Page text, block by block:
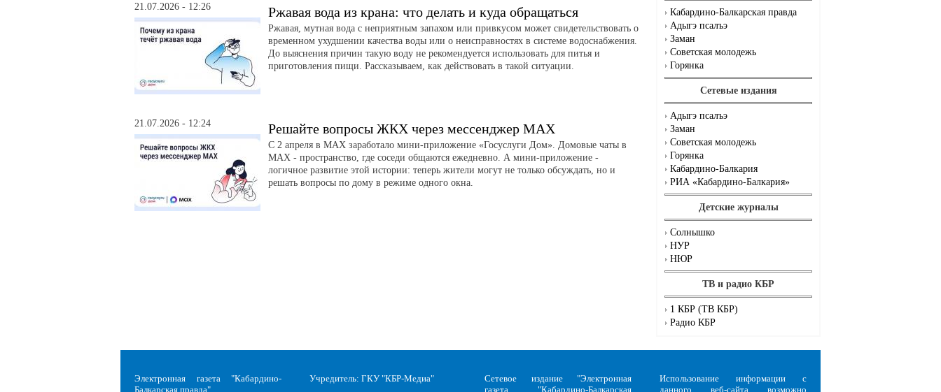
Кабардино-Балкарская правда
Адыгэ псалъэ
Заман
Советская молодежь
Горянка
Сетевые издания
Адыгэ псалъэ
Заман
Советская молодежь
Горянка
Кабардино-Балкария
РИА «Кабардино-Балкария»
Детские журналы
Солнышко
НУР
НЮР
ТВ и радио КБР
1 КБР (ТВ КБР)
Радио КБР
21.07.2026 - 12:26 Ржавая вода из крана: что делать и куда обращаться
Ржавая, мутная вода с неприятным запахом или привкусом может свидетельствовать о
временном ухудшении качества воды или о неисправностях в системе водоснабжения.
До выяснения причин такую воду не рекомендуется использовать для питья и
приготовления пищи. Рассказываем, как действовать в такой ситуации.
21.07.2026 - 12:24 Решайте вопросы ЖКХ через мессенджер MAX
С 2 апреля в MAX заработало мини-приложение «Госуслуги Дом». Домовые чаты в
MAX - пространство, где соседи общаются ежедневно. А мини-приложение -
логичное развитие этой истории: теперь жители могут не только обсуждать, но и
решать вопросы по дому в режиме одного окна.
Электронная газета "Кабардино-
Балкарская правда"
Учредитель: ГКУ "КБР-Медиа"
Сетевое издание "Электронная
газета "Кабардино-Балкарская
Использование информации с
данного веб-сайта возможно